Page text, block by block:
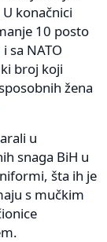
konačnici
10 posto
sa NATO
broj koji
žena
u
snaga BiH u
šta ih je
s mučkim